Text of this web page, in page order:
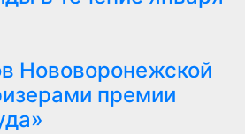
Нововоронежской
премии